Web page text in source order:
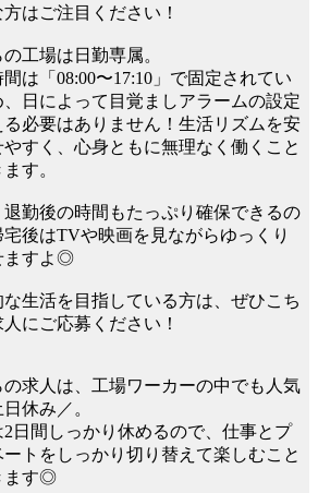
はご注目ください！
工場は日勤専属。
は「08:00〜17:10」で固定されてい
、日によって目覚ましアラームの設定
る必要はありません！生活リズムを安
やすく、心身ともに無理なく働くこと
す。
退勤後の時間もたっぷり確保できるの
宅後はTVや映画を見ながらゆっくり
ますよ◎
な生活を目指している方は、ぜひこち
人にご応募ください！
の求人は、工場ワーカーの中でも人気
休み／。
2日間しっかり休めるので、仕事とプ
ートをしっかり切り替えて楽しむこと
ます◎